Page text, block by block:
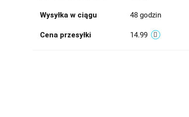
Wysyłka w ciągu 48 godzin
Cena przesyłki 14.99